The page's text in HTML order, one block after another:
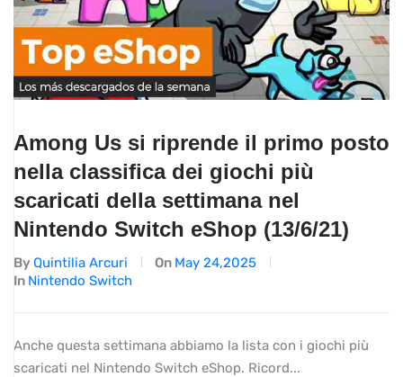
Among Us si riprende il primo posto
nella classifica dei giochi più
scaricati della settimana nel
Nintendo Switch eShop (13/6/21)
By Quintilia Arcuri On May 24,2025
In Nintendo Switch
Anche questa settimana abbiamo la lista con i giochi più
scaricati nel Nintendo Switch eShop. Ricord...